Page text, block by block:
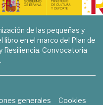
de las pequeñas y
en el marco del Plan de
Resiliencia. Convocatoria
generales
Cookies